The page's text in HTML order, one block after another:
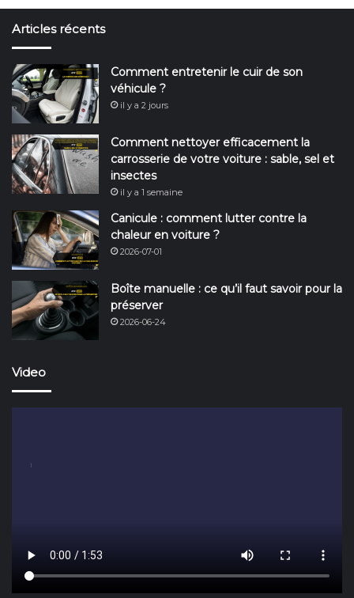
Articles récents
Comment entretenir le cuir de son
véhicule ?
il y a 2 jours
Comment nettoyer efficacement la
carrosserie de votre voiture : sable, sel et
insectes
il y a 1 semaine
Canicule : comment lutter contre la
chaleur en voiture ?
2026-07-01
Boîte manuelle : ce qu’il faut savoir pour la
préserver
2026-06-24
Video